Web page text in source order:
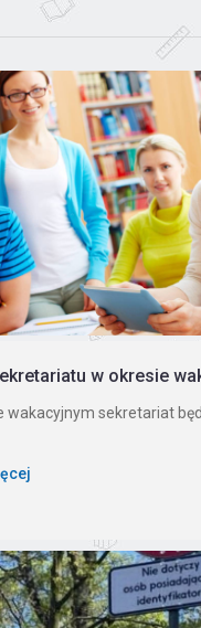
w okresie
wakacyjnym sekretariat